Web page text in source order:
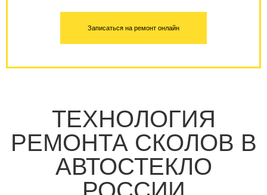
Записаться на ремонт онлайн
ТЕХНОЛОГИЯ
РЕМОНТА СКОЛОВ В
АВТОСТЕКЛО